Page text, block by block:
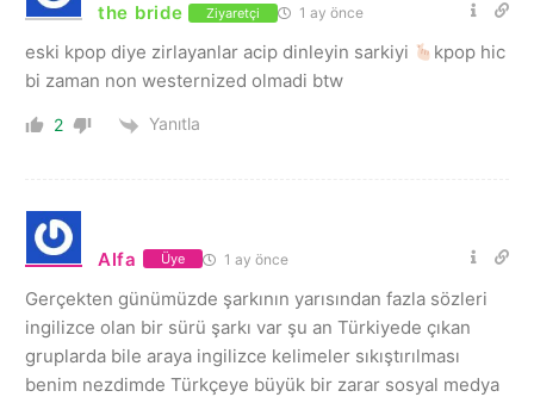
the bride Ziyaretçi 1 ay önce
eski kpop diye zirlayanlar acip dinleyin sarkiyi
kpop hic
bi zaman non westernized olmadi btw
2 Yanıtla
Alfa Üye 1 ay önce
Gerçekten günümüzde şarkının yarısından fazla sözleri
ingilizce olan bir sürü şarkı var şu an Türkiyede çıkan
gruplarda bile araya ingilizce kelimeler sıkıştırılması
benim nezdimde Türkçeye büyük bir zarar sosyal medya